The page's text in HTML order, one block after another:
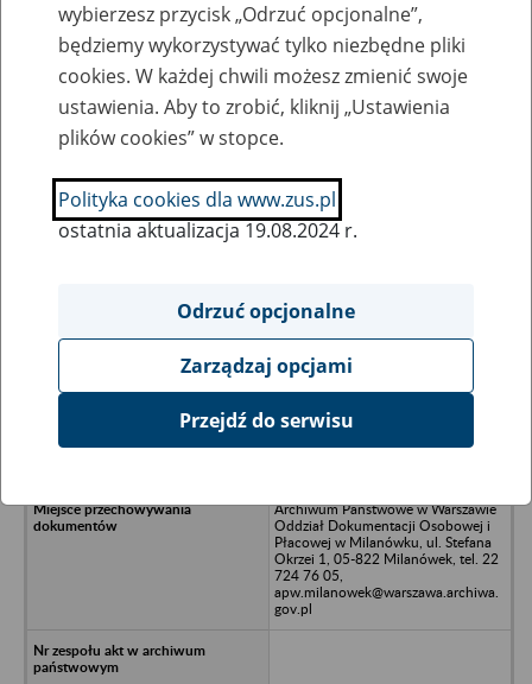
Nazwa zakładu pracy:
SZUKAJ
Ukryj wszystkie pozycje bazy
Fabryka Tkanin Spółka z o.o. w
Archiwum Państwowe w Warszawie
Oddział Dokumentacji Osobowej i
Płacowej w Milanówku, ul. Stefana
Okrzei 1, 05-822 Milanówek, tel. 22
724 76 05,
apw.milanowek@warszawa.archiwa.
gov.pl
wybierzesz przycisk „Odrzuć opcjonalne”,
będziemy wykorzystywać tylko niezbędne pliki
cookies. W każdej chwili możesz zmienić swoje
ustawienia. Aby to zrobić, kliknij „Ustawienia
plików cookies” w stopce.
Polityka cookies dla www.zus.pl
ostatnia aktualizacja 19.08.2024 r.
Odrzuć opcjonalne
Zarządzaj opcjami
Przejdź do serwisu